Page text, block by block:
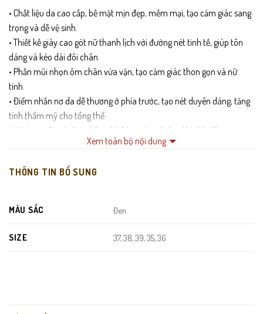
• Chất liệu da cao cấp, bề mặt mịn đẹp, mềm mại, tạo cảm giác sang
trọng và dễ vệ sinh.
• Thiết kế giày cao gót nữ thanh lịch với đường nét tinh tế, giúp tôn
dáng và kéo dài đôi chân.
• Phần mũi nhọn ôm chân vừa vặn, tạo cảm giác thon gọn và nữ
tính.
• Điểm nhấn nơ da dễ thương ở phía trước, tạo nét duyên dáng, tăng
tính thẩm mỹ cho tổng thể.
• Lót trong êm ái, êm chân và hỗ trợ giảm áp lực khi đi lại lâu.
Xem toàn bộ nội dung
THÔNG TIN BỔ SUNG
MÀU SẮC Đen
SIZE 37, 38, 39, 35, 36